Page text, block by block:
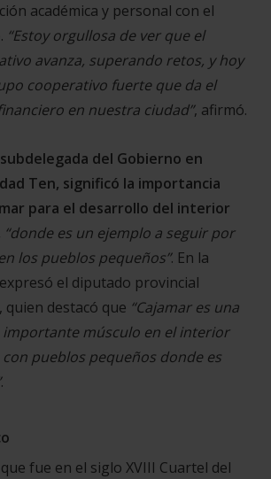
académica y personal con el
“Estoy orgullosa de ver que el
avanza, superando retos, y hoy
cooperativo fuerte que da el
en nuestra ciudad”, afirmó.
del Gobierno en
Ten, significó la importancia
para el desarrollo del interior
“donde es un ejemplo a seguir por
los pueblos pequeños”. En la
el diputado provincial
quien destacó que “Cajamar es una
músculo en el interior
pueblos pequeños donde es
.
fue en el siglo XVIII Cuartel del